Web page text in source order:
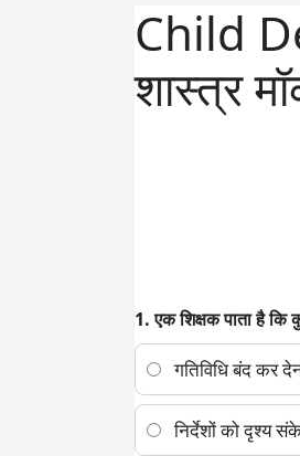
Child
शास्त्र
1. एक शिक्षक पाता है
गतिविधि बंद कर
निर्देशों को दृश्य